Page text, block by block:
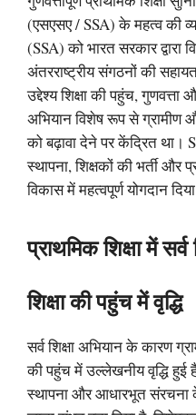
(एसएसए / SSA) के महत्व की
(SSA) को भारत सरकार
अंतरराष्ट्रीय संगठनों की
उद्देश्य शिक्षा की पहुंच,
अभियान विशेष रूप से ग्रामीण
को बढ़ावा देने पर केंद्रित
स्थापना, शिक्षकों की भर्ती
विकास में महत्वपूर्ण योगदान
प्राथमिक शिक्षा में
शिक्षा की पहुंच में वृद्धि
सर्व शिक्षा अभियान के कारण
की पहुंच में उल्लेखनीय वृद्धि
स्थापना और आधारभूत